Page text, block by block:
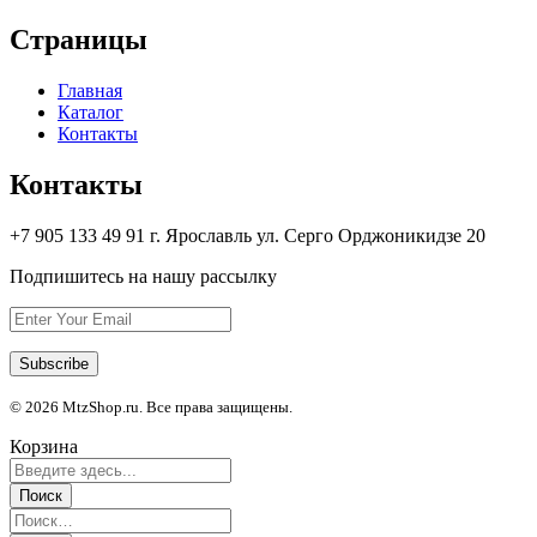
Страницы
Главная
Каталог
Контакты
Контакты
+7 905 133 49 91 г. Ярославль ул. Серго Орджоникидзе 20
Подпишитесь на нашу рассылку
© 2026 MtzShop.ru. Все права защищены.
Корзина